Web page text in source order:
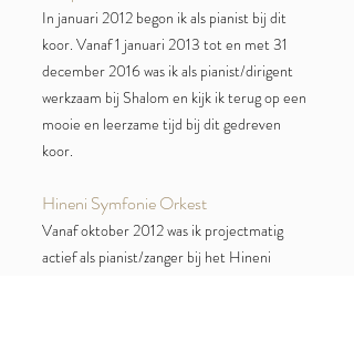
In januari 2012 begon ik als pianist bij dit
koor. Vanaf 1 januari 2013 tot en met 31
december 2016 was ik als pianist/dirigent
werkzaam bij Shalom en kijk ik terug op een
mooie en leerzame tijd bij dit gedreven
koor.
Hineni Symfonie Orkest
Vanaf oktober 2012 was ik projectmatig
actief als pianist/zanger bij het Hineni